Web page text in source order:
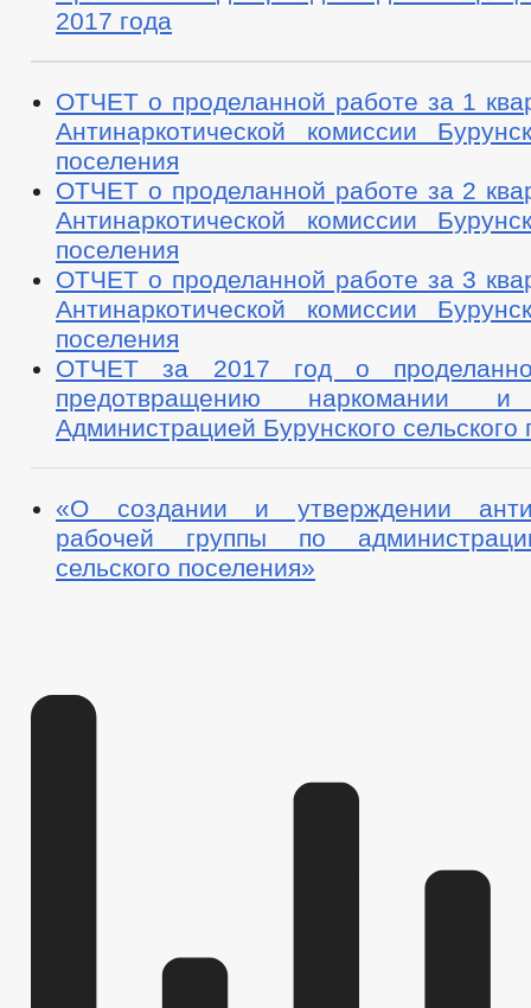
2017 года
ОТЧЕТ о проделанной работе за 1
Антинаркотической комиссии
поселения
ОТЧЕТ о проделанной работе за 2
Антинаркотической комиссии
поселения
ОТЧЕТ о проделанной работе за 3
Антинаркотической комиссии
поселения
ОТЧЕТ за 2017 год о
предотвращению наркомании и
Администрацией Бурунского сельского
«О создании и утверждении
рабочей группы по
сельского поселения»